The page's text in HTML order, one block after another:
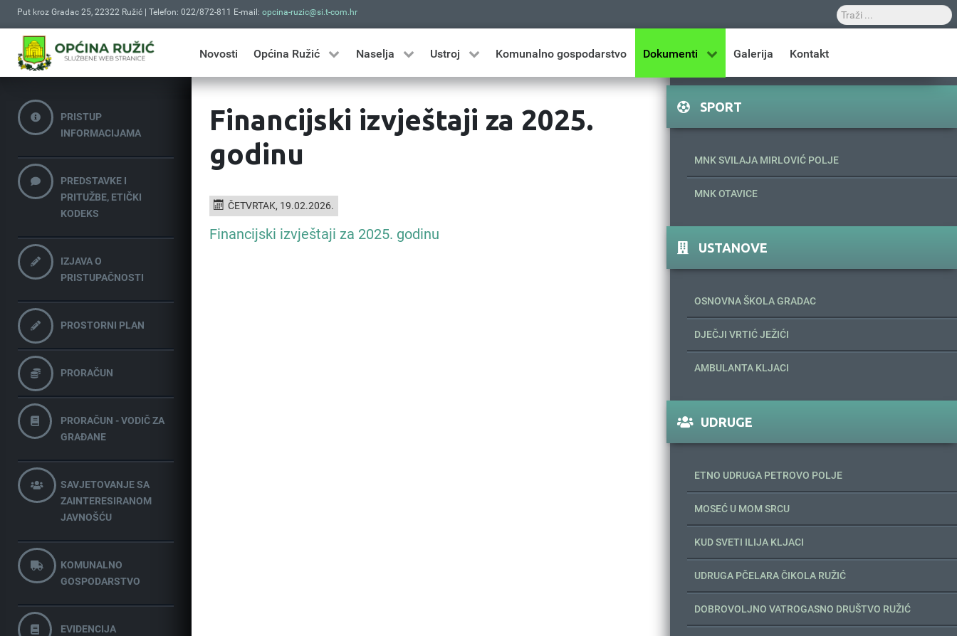
Put kroz Gradac 25, 22322 Ružić | Telefon: 022/872-811 E-mail: opcina-ruzic@si.t-com.hr
Novosti Općina Ružić Naselja Ustroj Komunalno gospodarstvo Dokumenti Galerija Kontakt
PRISTUP
INFORMACIJAMA
PREDSTAVKE I
PRITUŽBE, ETIČKI
KODEKS
IZJAVA O
PRISTUPAČNOSTI
PROSTORNI PLAN
PRORAČUN
PRORAČUN - VODIČ ZA
GRAĐANE
SAVJETOVANJE SA
ZAINTERESIRANOM
JAVNOŠĆU
KOMUNALNO
GOSPODARSTVO
EVIDENCIJA
Financijski izvještaji za 2025.
godinu
ČETVRTAK, 19.02.2026.
Financijski izvještaji za 2025. godinu
SPORT
MNK SVILAJA MIRLOVIĆ POLJE
MNK OTAVICE
USTANOVE
OSNOVNA ŠKOLA GRADAC
DJEČJI VRTIĆ JEŽIĆI
AMBULANTA KLJACI
UDRUGE
ETNO UDRUGA PETROVO POLJE
MOSEĆ U MOM SRCU
KUD SVETI ILIJA KLJACI
UDRUGA PČELARA ČIKOLA RUŽIĆ
DOBROVOLJNO VATROGASNO DRUŠTVO RUŽIĆ